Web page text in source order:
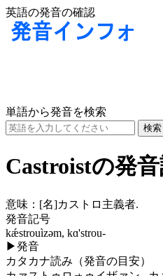
英語の発音の確認
単語から発音を検索
Castroistの発
意味： [名]カストロ主義者.
発音記号
kǽstrouìzəm, kɑ'strou-
▶発音
カタカナ読み（発音の目安）